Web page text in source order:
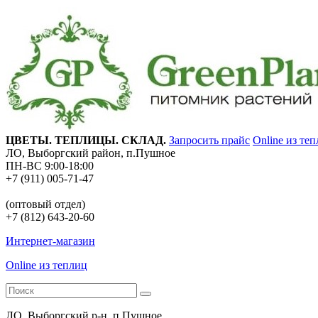
ЦВЕТЫ. ТЕПЛИЦЫ. СКЛАД. Запросить прайс Online из
ЛО, Выборгский район, п.Пушное
ПН-ВС 9:00-18:00
+7 (911) 005-71-47
(оптовый отдел)
+7 (812) 643-20-60
Интернет-магазин
Online из теплиц
ЛО, Выборгский р-н, п.Пушное